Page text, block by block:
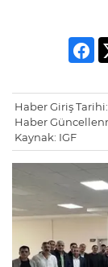
Haber Giriş Tarihi:
Haber
Kaynak: IGF